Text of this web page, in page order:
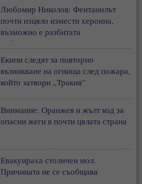
Любомир Николов: Фентанилът
почти изцяло измести хероина,
възможно е разбитата
лаборатория да е единствената у
нас
Екипи следят за повторно
възникване на огнища след пожара,
който затвори „Тракия“
Внимание: Оранжев и жълт код за
опасни жеги в почти цялата страна
Евакуираха столичен мол.
Причината не се съобщава